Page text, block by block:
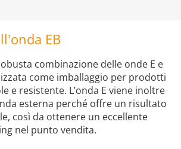
EB
combinazione delle onde E e
come imballaggio per prodotti
e resistente. L’onda E viene inoltre
esterna perché offre un risultato
così da ottenere un eccellente
nel punto vendita.